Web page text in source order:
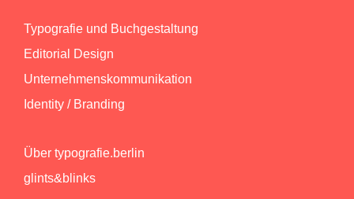
Typografie und Buchgestaltung
Editorial Design
Unternehmenskommunikation
Identity / Branding
Über typografie.berlin
glints&blinks